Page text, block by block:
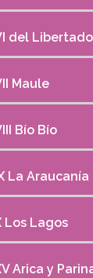
del
Maule
Bío Bío
La Araucanía
Los Lagos
Arica y